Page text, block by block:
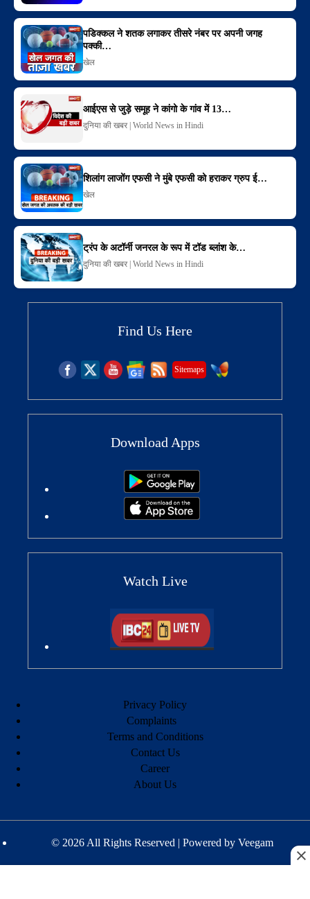
पडिक्कल ने शतक लगाकर तीसरे नंबर पर अपनी जगह
पक्की…
खेल
आईएस से जुड़े समूह ने कांगो के गांव में 13…
दुनिया की खबर | World News in Hindi
शिलांग लाजोंग एफसी ने मुंबे एफसी को हराकर ग्रुप ई…
खेल
ट्रंप के अटॉर्नी जनरल के रूप में टॉड ब्लांश के…
दुनिया की खबर | World News in Hindi
Find Us Here
Sitemaps
Download Apps
Watch Live
Privacy Policy
Complaints
Terms and Conditions
Contact Us
Career
About Us
© 2026 All Rights Reserved | Powered by Veegam